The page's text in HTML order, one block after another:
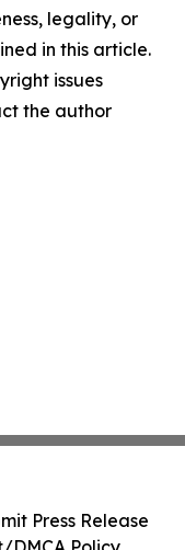
legality, or
in this article.
issues
the author
Press Release